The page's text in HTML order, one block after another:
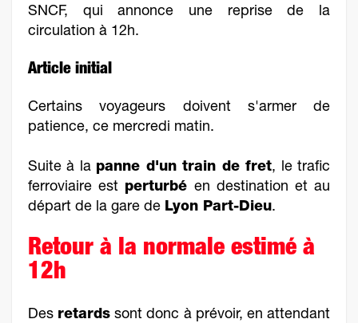
SNCF, qui annonce une reprise de la
circulation à 12h.
Article initial
Certains voyageurs doivent s'armer de
patience, ce mercredi matin.
Suite à la panne d'un train de fret, le trafic
ferroviaire est perturbé en destination et au
départ de la gare de Lyon Part-Dieu.
Retour à la normale estimé à
12h
Des retards sont donc à prévoir, en attendant